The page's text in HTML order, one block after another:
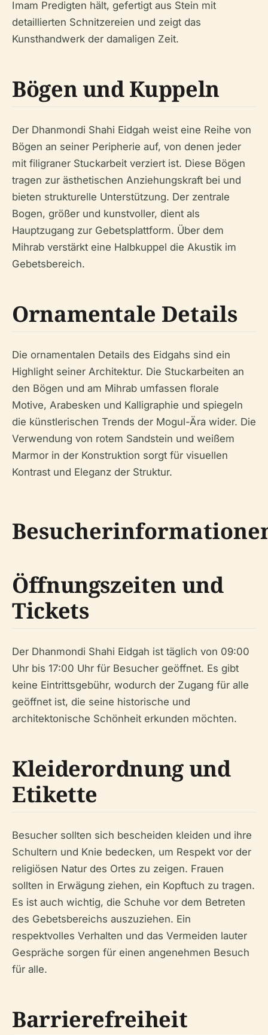
Imam Predigten hält, gefertigt aus Stein mit
detaillierten Schnitzereien und zeigt das
Kunsthandwerk der damaligen Zeit.
Bögen und Kuppeln
Der Dhanmondi Shahi Eidgah weist eine Reihe von
Bögen an seiner Peripherie auf, von denen jeder
mit filigraner Stuckarbeit verziert ist. Diese Bögen
tragen zur ästhetischen Anziehungskraft bei und
bieten strukturelle Unterstützung. Der zentrale
Bogen, größer und kunstvoller, dient als
Hauptzugang zur Gebetsplattform. Über dem
Mihrab verstärkt eine Halbkuppel die Akustik im
Gebetsbereich.
Ornamentale Details
Die ornamentalen Details des Eidgahs sind ein
Highlight seiner Architektur. Die Stuckarbeiten an
den Bögen und am Mihrab umfassen florale
Motive, Arabesken und Kalligraphie und spiegeln
die künstlerischen Trends der Mogul-Ära wider. Die
Verwendung von rotem Sandstein und weißem
Marmor in der Konstruktion sorgt für visuellen
Kontrast und Eleganz der Struktur.
Öffnungszeiten und
Tickets
Der Dhanmondi Shahi Eidgah ist täglich von 09:00
Uhr bis 17:00 Uhr für Besucher geöffnet. Es gibt
keine Eintrittsgebühr, wodurch der Zugang für alle
geöffnet ist, die seine historische und
architektonische Schönheit erkunden möchten.
Kleiderordnung und
Etikette
Besucher sollten sich bescheiden kleiden und ihre
Schultern und Knie bedecken, um Respekt vor der
religiösen Natur des Ortes zu zeigen. Frauen
sollten in Erwägung ziehen, ein Kopftuch zu tragen.
Es ist auch wichtig, die Schuhe vor dem Betreten
des Gebetsbereichs auszuziehen. Ein
respektvolles Verhalten und das Vermeiden lauter
Gespräche sorgen für einen angenehmen Besuch
für alle.
Barrierefreiheit